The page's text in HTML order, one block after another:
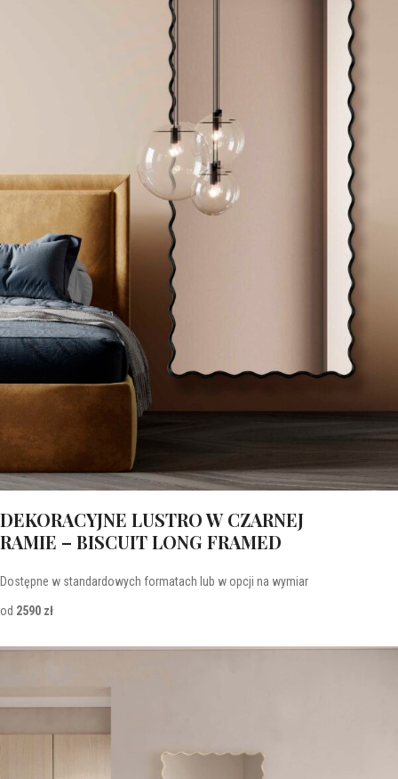
DEKORACYJNE LUSTRO W CZARNEJ
RAMIE – BISCUIT LONG FRAMED
Dostępne w standardowych formatach lub w opcji na wymiar
od 2590 zł